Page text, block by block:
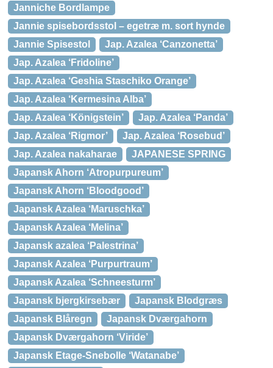
Janniche Bordlampe
Jannie spisebordsstol – egetræ m. sort hynde
Jannie Spisestol
Jap. Azalea ‘Canzonetta’
Jap. Azalea ‘Fridoline’
Jap. Azalea ‘Geshia Staschiko Orange’
Jap. Azalea ‘Kermesina Alba’
Jap. Azalea ‘Königstein’
Jap. Azalea ‘Panda’
Jap. Azalea ‘Rigmor’
Jap. Azalea ‘Rosebud’
Jap. Azalea nakaharae
JAPANESE SPRING
Japansk Ahorn ‘Atropurpureum’
Japansk Ahorn ‘Bloodgood’
Japansk Azalea ‘Maruschka’
Japansk Azalea ‘Melina’
Japansk azalea ‘Palestrina’
Japansk Azalea ‘Purpurtraum’
Japansk Azalea ‘Schneesturm’
Japansk bjergkirsebær
Japansk Blodgræs
Japansk Blåregn
Japansk Dværgahorn
Japansk Dværgahorn ‘Viride’
Japansk Etage-Snebolle ‘Watanabe’